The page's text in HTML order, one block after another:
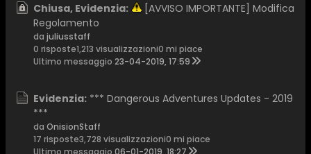
Chiusa, Evidenzia:
[AVVISO IMPORTANTE] Modifica
Regolamento
da juliusstaff
0 risposte1,213 visualizzazioni0 mi piace
Ultimo messaggio 23-04-2019, 17:59
Evidenzia: *** Dangerous Adventures Updates - 2019
***
da OnisionStaff
17 risposte3,728 visualizzazioni0 mi piace
Ultimo messaggio 06-01-2019, 18:27